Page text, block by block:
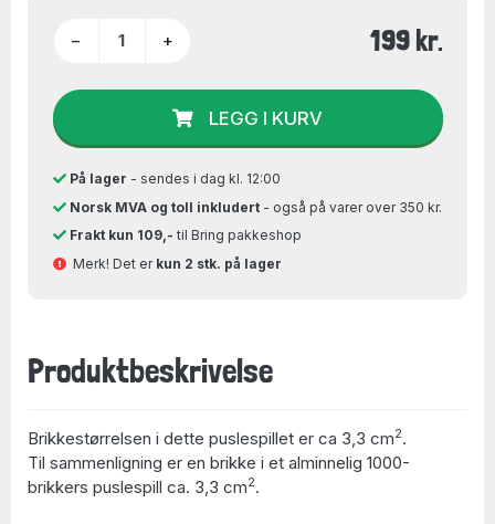
− + 199 kr.
LEGG I KURV
På lager - sendes i dag kl. 12:00
Norsk MVA og toll inkludert- også på varer over 350 kr.
Frakt kun 109,- til Bring pakkeshop
Merk! Det er kun 2 stk. på lager
Produktbeskrivelse
Brikkestørrelsen i dette puslespillet er ca 3,3 cm2.
Til sammenligning er en brikke i et alminnelig 1000-
brikkers puslespill ca. 3,3 cm2.